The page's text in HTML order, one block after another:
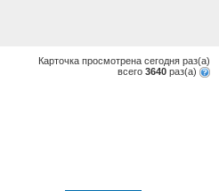
Карточка просмотрена сегодня раз(a)
всего 3640 раз(a)